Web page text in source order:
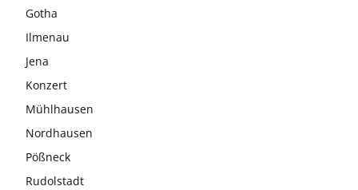
Gotha
Ilmenau
Jena
Konzert
Mühlhausen
Nordhausen
Pößneck
Rudolstadt